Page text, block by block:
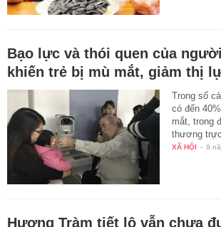
Bạo lực và thói quen của
khiến trẻ bị mù mắt, giảm thị
Trong số
có đến
mắt, trong
thương
XÃ HỘI - 9
Hương Tràm tiết lộ vẫn chưa